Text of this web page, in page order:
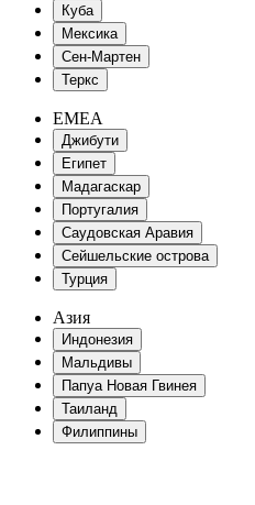
Куба
Мексика
Сен-Мартен
Теркс
EMEA
Джибути
Египет
Мадагаскар
Португалия
Саудовская Аравия
Сейшельские острова
Турция
Азия
Индонезия
Мальдивы
Папуа Новая Гвинея
Таиланд
Филиппины